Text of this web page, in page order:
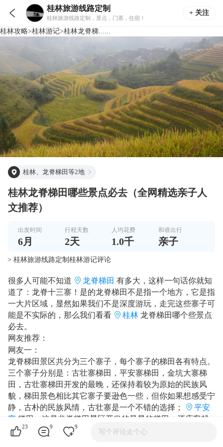
 桂林旅游线路定制
桂林旅游线路定制，景点，门票，住宿！
+ 关注
桂林攻略>桂林游记>桂林龙脊梯......
桂林、龙脊梯田等2地
桂林龙脊梯田哪些景点必去（全网精选亲子人
文推荐）
出发时间
6月
行程天数
2天
人均花费
1.0千
和谁出行
亲子
> 桂林旅游线路定制桂林游记评论
很多人可能不知道 龙脊梯田 有多大，这样一句话你就知
道了：龙脊十三寨！是的龙脊梯田不是指一个地方，它是指
一大片区域，显然如果我们不是深度游玩，走完这些寨子可
能是不实际的，那么我们看看
桂林 龙脊梯田哪个些景点
必去。
网友推荐：
网友一：
龙脊梯田景区共分为三个寨子，每个寨子的梯田各有特点。
三个寨子分别是：古壮寨梯田，平安寨梯田，金坑大寨梯
田，古壮寨梯田开发的最晚，还保持着较为原始的民族风
貌，梯田景色相比其它寨子要逊色一些，但你如果想感受宁
静，古朴的民族风情，古壮寨是一个不错的选择；
平安
寨 梯田，这是龙脊梯田景区开发的最早的梯田，酒店客栈
繁多，商铺林立，商业气氛浓，梯田景色相比古壮寨要好一
23 9 9
写个评论走个心